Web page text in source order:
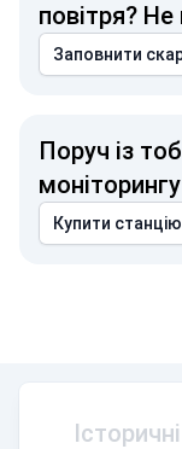
повітря?
Заповнити
Поруч із
Купити станцію